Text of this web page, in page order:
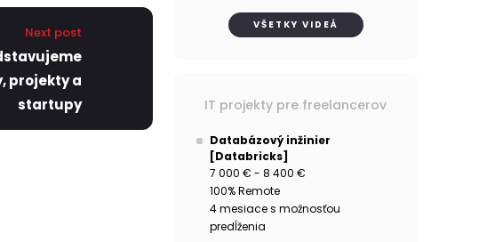
Next post
projekty a
startupy
VŠETKY VIDEÁ
IT projekty pre freelancerov
Databázový inžinier
[Databricks]
7 000 € - 8 400 €
100% Remote
4 mesiace s možnosťou
predĺženia